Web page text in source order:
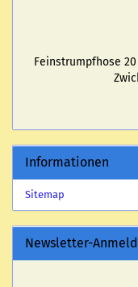
Fe­in­strumpf­ho­se
Informationen
Sitemap
Newsletter-